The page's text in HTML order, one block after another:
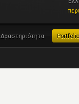
Δραστηριότητα Portfolio